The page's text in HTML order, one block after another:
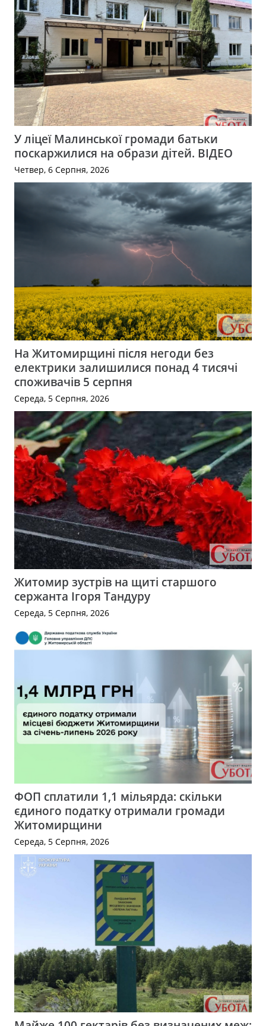
У ліцеї Малинської громади батьки
поскаржилися на образи дітей. ВІДЕО
Четвер, 6 Серпня, 2026
На Житомирщині після негоди без
електрики залишилися понад 4 тисячі
споживачів 5 серпня
Середа, 5 Серпня, 2026
Житомир зустрів на щиті старшого
сержанта Ігоря Тандуру
Середа, 5 Серпня, 2026
ФОП сплатили 1,1 мільярда: скільки
єдиного податку отримали громади
Житомирщини
Середа, 5 Серпня, 2026